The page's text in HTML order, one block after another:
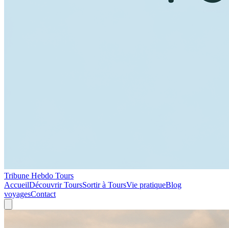
Tribune Hebdo Tours
AccueilDécouvrir ToursSortir à ToursVie pratiqueBlog
voyagesContact